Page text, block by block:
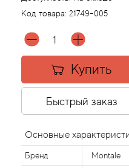
Код товара: 21749-005
Купить
Быстрый заказ
Основные
Бренд Montale
Agonist
Aigner
Aj Arabia (Widian)
Al Haramain